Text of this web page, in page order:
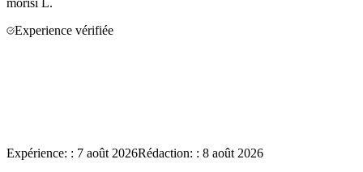
Experience vérifiée
Expérience: : 7 août 2026Rédaction: : 8 août 2026